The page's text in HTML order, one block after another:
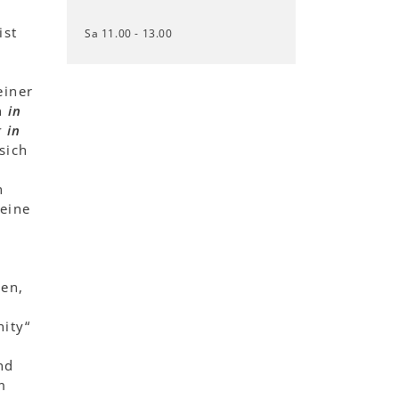
in
in
Sa 11.00 - 13.00